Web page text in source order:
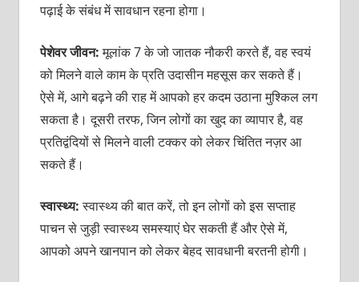
पढ़ाई के संबंध में सावधान रहना होगा।
पेशेवर जीवन:मूलांक 7 के जो जातक नौकरी करते हैं, वह स्वयं
को मिलने वाले काम के प्रति उदासीन महसूस कर सकते हैं।
ऐसे में, आगे बढ़ने की राह में आपको हर कदम उठाना मुश्किल लग
सकता है। दूसरी तरफ, जिन लोगों का खुद का व्यापार है, वह
प्रतिद्वंदियों से मिलने वाली टक्कर को लेकर चिंतित नज़र आ
सकते हैं।
स्वास्थ्य:स्वास्थ्य की बात करें, तो इन लोगों को इस सप्ताह
पाचन से जुड़ी स्वास्थ्य समस्याएं घेर सकती हैं और ऐसे में,
आपको अपने खानपान को लेकर बेहद सावधानी बरतनी होगी।